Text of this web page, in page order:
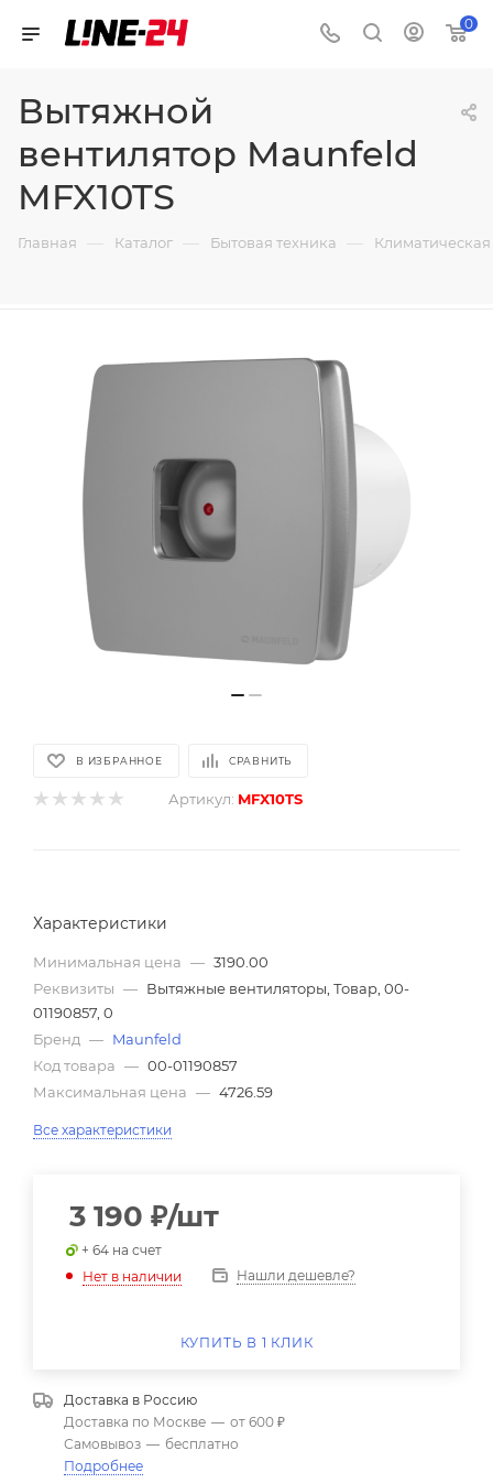
0
Вытяжной
вентилятор Maunfeld
MFX10TS
Главная — Каталог — Бытовая техника —
В ИЗБРАННОЕ СРАВНИТЬ
Артикул: MFX10TS
Характеристики
Минимальная цена — 3190.00
Реквизиты — Вытяжные вентиляторы, Товар, 00-
01190857, 0
Бренд — Maunfeld
Код товара — 00-01190857
Максимальная цена — 4726.59
Все характеристики
3 190 ₽/шт
+ 64 на счет
Нет в наличии
Нашли дешевле?
КУПИТЬ В 1 КЛИК
Доставка в Россию
Доставка по Москве — от 600 ₽
Самовывоз — бесплатно
Подробнее